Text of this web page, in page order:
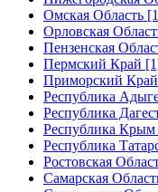
Омская Область
Орловская
Пензенская
Пермский Край
Приморский
Республика
Республика
Республика
Республика
Ростовская
Самарская